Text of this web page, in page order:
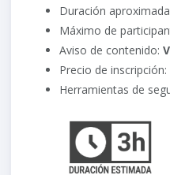
Duración
Máximo de
Aviso de contenido:
Precio de inscripción:
Herramientas de